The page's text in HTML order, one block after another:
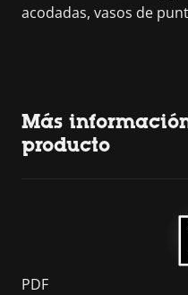
acodadas, vasos de
Más
producto
PDF